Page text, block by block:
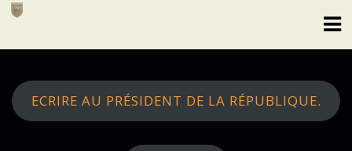
Skip
ECRIRE AU PRÉSIDENT DE LA RÉPUBLIQUE.